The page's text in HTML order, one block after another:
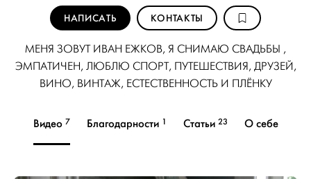
НАПИСАТЬ КОНТАКТЫ
МЕНЯ ЗОВУТ ИВАН ЕЖКОВ, Я СНИМАЮ СВАДЬБЫ ,
ЭМПАТИЧЕН, ЛЮБЛЮ СПОРТ, ПУТЕШЕСТВИЯ, ДРУЗЕЙ,
ВИНО, ВИНТАЖ, ЕСТЕСТВЕННОСТЬ И ПЛЁНКУ
Видео 7 Благодарности 1 Статьи 23 О себе